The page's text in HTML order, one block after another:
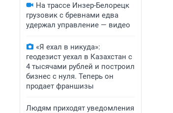
На трассе Инзер-Белорецк
грузовик с бревнами едва
удержал управление — видео
«Я ехал в никуда»:
геодезист уехал в Казахстан с
4 тысячами рублей и построил
бизнес с нуля. Теперь он
продает франшизы
Людям приходят уведомления